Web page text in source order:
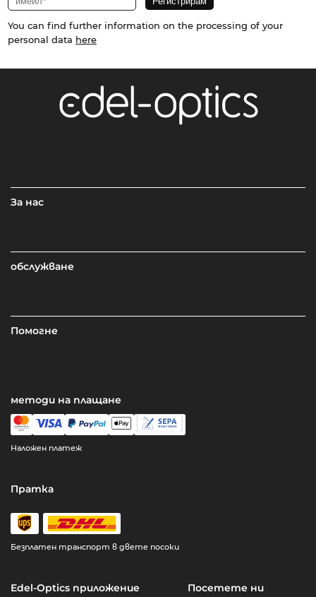
You can find further information on the processing of your
personal data here
За нас
обслужване
Помогне
методи на плащане
Наложен платеж
Пратка
Безплатен транспорт в двете посоки
Edel-Optics приложение Посетете ни